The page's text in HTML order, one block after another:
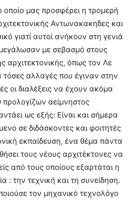
οποίο μας προσφέρει η τρομερή
Αντωνακακηδες και
γιατί αυτοί ανήκουν στη γενιά
με σεβασμό στους
αρχιτεκτονικής, όπως τον Λε
τόσες αλλαγές που έγιναν στην
οι διαλέξεις να έχουν ακόμα
αείμνηστος
ως εξής: Είναι και σήμερα
σε διδάσκοντες και φοιτητές
εκπαίδευση, ένα θέμα πάντα
τους νέους αρχιτέκτονες να
από τους οποίους εξαρτάται η
: την τεχνική και τη συνείδηση.
τον μηχανικό τεχνολόγο